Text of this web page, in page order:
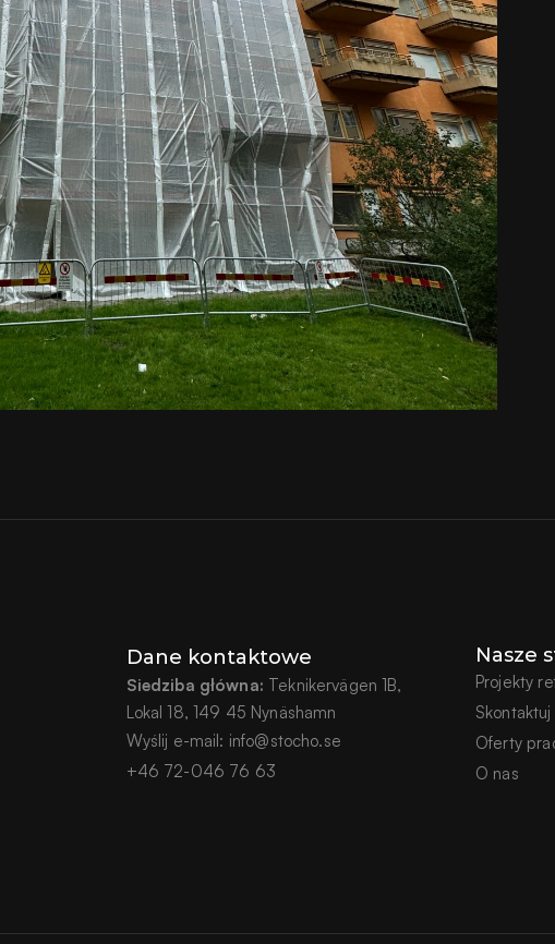
Dane kontaktowe
Siedziba główna: Teknikervägen 1B,
Lokal 18, 149 45 Nynäshamn
Wyślij e-mail: info@stocho.se
+46 72-046 76 63
Nasze
Projekty
Oferty
O nas